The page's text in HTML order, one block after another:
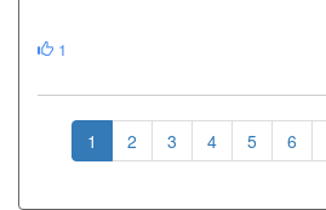
1
1 2 3 4 5 6